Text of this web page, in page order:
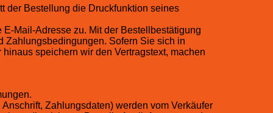
der Bestellung die Druckfunktion seines
Mail-Adresse zu. Mit der Bestellbestätigung
Zahlungsbedingungen. Sofern Sie sich in
speichern wir den Vertragstext, machen
Zahlungsdaten) werden vom Verkäufer